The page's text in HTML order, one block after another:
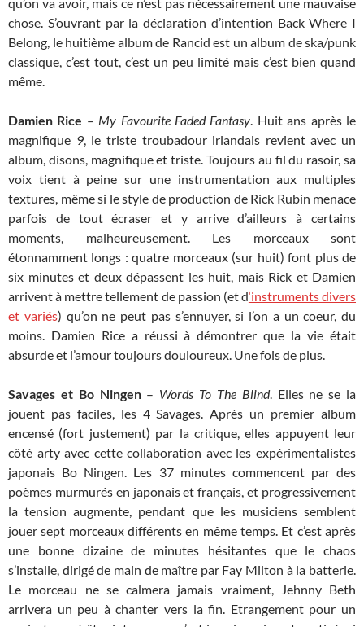
chose. S’ouvrant par la déclaration d’intention Back Where I
Belong, le huitième album de Rancid est un album de ska/punk
classique, c’est tout, c’est un peu limité mais c’est bien quand
même.
Damien Rice – My Favourite Faded Fantasy. Huit ans après le
magnifique 9, le triste troubadour irlandais revient avec un
album, disons, magnifique et triste. Toujours au fil du rasoir, sa
voix tient à peine sur une instrumentation aux multiples
textures, même si le style de production de Rick Rubin menace
parfois de tout écraser et y arrive d’ailleurs à certains
moments, malheureusement. Les morceaux sont
étonnamment longs : quatre morceaux (sur huit) font plus de
six minutes et deux dépassent les huit, mais Rick et Damien
arrivent à mettre tellement de passion (et d‘instruments divers
et variés) qu’on ne peut pas s’ennuyer, si l’on a un coeur, du
moins. Damien Rice a réussi à démontrer que la vie était
absurde et l’amour toujours douloureux. Une fois de plus.
Savages et Bo Ningen– Words To The Blind. Elles ne se la
jouent pas faciles, les 4 Savages. Après un premier album
encensé (fort justement) par la critique, elles appuyent leur
côté arty avec cette collaboration avec les expérimentalistes
japonais Bo Ningen. Les 37 minutes commencent par des
poèmes murmurés en japonais et français, et progressivement
la tension augmente, pendant que les musiciens semblent
jouer sept morceaux différents en même temps. Et c’est après
une bonne dizaine de minutes hésitantes que le chaos
s’installe, dirigé de main de maître par Fay Milton à la batterie.
Le morceau ne se calmera jamais vraiment, Jehnny Beth
arrivera un peu à chanter vers la fin. Etrangement pour un